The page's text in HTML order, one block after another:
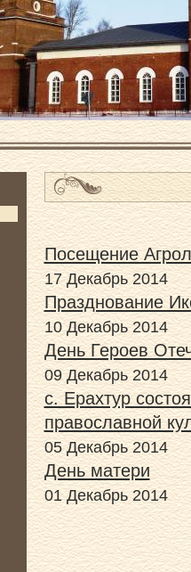
Посещение
17 Декабрь 2014
Празднование
10 Декабрь 2014
День Героев
09 Декабрь 2014
с. Ерахтур
православной
05 Декабрь 2014
День матери
01 Декабрь 2014